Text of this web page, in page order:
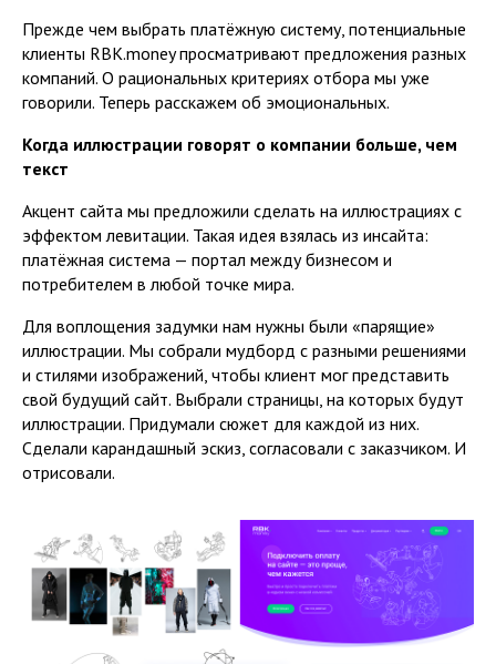
Прежде чем выбрать платёжную систему, потенциальные
клиенты RBK.money просматривают предложения разных
компаний. О рациональных критериях отбора мы уже
говорили. Теперь расскажем об эмоциональных.
Когда иллюстрации говорят о компании больше, чем
текст
Акцент сайта мы предложили сделать на иллюстрациях с
эффектом левитации. Такая идея взялась из инсайта:
платёжная система — портал между бизнесом и
потребителем в любой точке мира.
Для воплощения задумки нам нужны были «парящие»
иллюстрации. Мы собрали мудборд с разными решениями
и стилями изображений, чтобы клиент мог представить
свой будущий сайт. Выбрали страницы, на которых будут
иллюстрации. Придумали сюжет для каждой из них.
Сделали карандашный эскиз, согласовали с заказчиком. И
отрисовали.